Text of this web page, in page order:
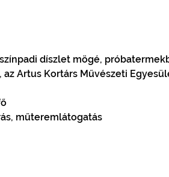
díszlet mögé,
az Artus Kortárs Művészeti
műteremlátogatás